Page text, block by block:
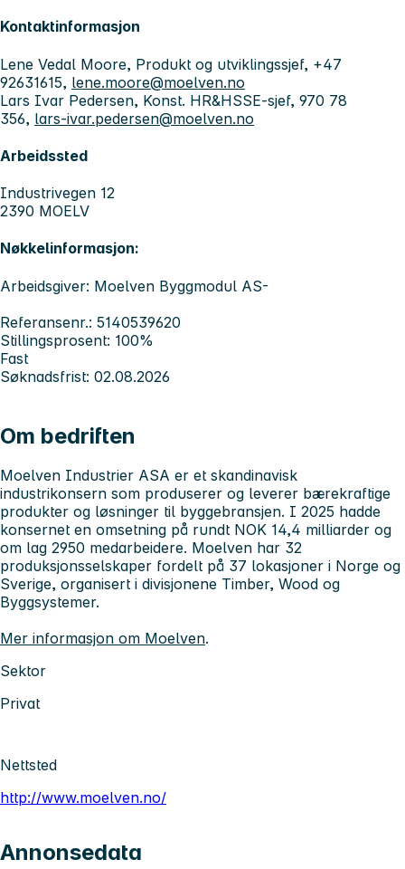
Kontaktinformasjon
Lene Vedal Moore, Produkt og utviklingssjef, +47
92631615, lene.moore@moelven.no
Lars Ivar Pedersen, Konst. HR&HSSE-sjef, 970 78
356, lars-ivar.pedersen@moelven.no
Arbeidssted
Industrivegen 12
2390 MOELV
Nøkkelinformasjon:
Arbeidsgiver: Moelven Byggmodul AS-
Referansenr.: 5140539620
Stillingsprosent: 100%
Fast
Søknadsfrist: 02.08.2026
Om bedriften
Moelven Industrier ASA er et skandinavisk
industrikonsern som produserer og leverer bærekraftige
produkter og løsninger til byggebransjen. I 2025 hadde
konsernet en omsetning på rundt NOK 14,4 milliarder og
om lag 2950 medarbeidere. Moelven har 32
produksjonsselskaper fordelt på 37 lokasjoner i Norge og
Sverige, organisert i divisjonene Timber, Wood og
Byggsystemer.
Mer informasjon om Moelven.
Sektor
Privat
Nettsted
http://www.moelven.no/
Annonsedata